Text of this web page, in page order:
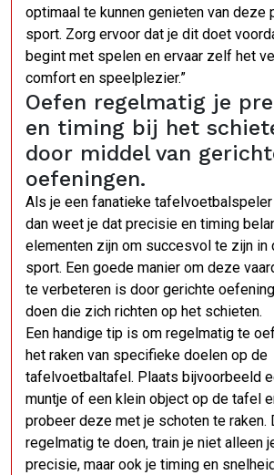
optimaal te kunnen genieten van deze
sport. Zorg ervoor dat je dit doet
begint met spelen en ervaar zelf het
comfort en speelplezier.”
Oefen regelmatig je
en timing bij het
door middel van
oefeningen.
Als je een fanatieke tafelvoetbalspeler
dan weet je dat precisie en timing
elementen zijn om succesvol te zijn in
sport. Een goede manier om deze
te verbeteren is door gerichte
doen die zich richten op het schieten.
Een handige tip is om regelmatig te
het raken van specifieke doelen op de
tafelvoetbaltafel. Plaats bijvoorbeeld
muntje of een klein object op de tafel
probeer deze met je schoten te raken.
regelmatig te doen, train je niet alleen
precisie, maar ook je timing en